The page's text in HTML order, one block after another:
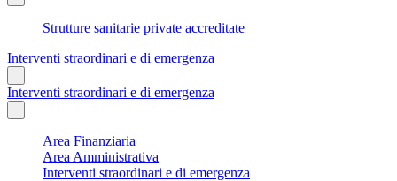
Strutture sanitarie private accreditate
Interventi straordinari e di emergenza
Interventi straordinari e di emergenza
Area Finanziaria
Area Amministrativa
Interventi straordinari e di emergenza